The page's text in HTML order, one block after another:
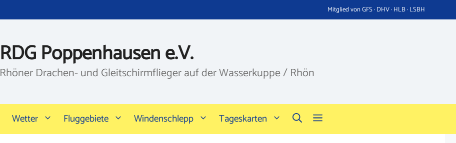
Mitglied von GFS · DHV · HLB · LSBH
RDG Poppenhausen e.V.
Rhöner Drachen- und Gleitschirmflieger auf der Wasserkuppe / Rhön
Wetter Fluggebiete Windenschlepp Tageskarten